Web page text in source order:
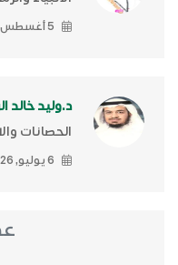
5 أغسطس, 2026
د.وليد خالد
الحصانات
6 يوليو, 2026